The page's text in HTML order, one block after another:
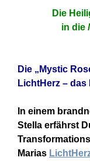
Die
in die
Die „Mystic
LichtHerz – das
In einem
Stella erfährst
Marias